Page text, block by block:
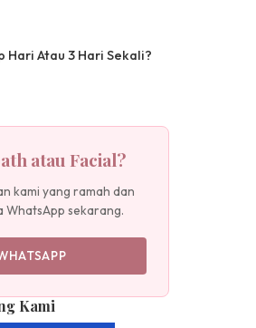
Hari Atau 3 Hari Sekali?
atau Facial?
kami yang ramah dan
WhatsApp sekarang.
Kami